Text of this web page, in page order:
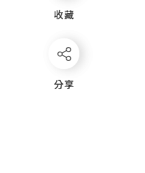
收藏
分享
收藏
分享